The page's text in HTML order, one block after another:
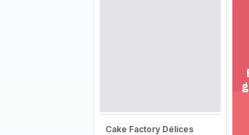
Cake Factory Délices